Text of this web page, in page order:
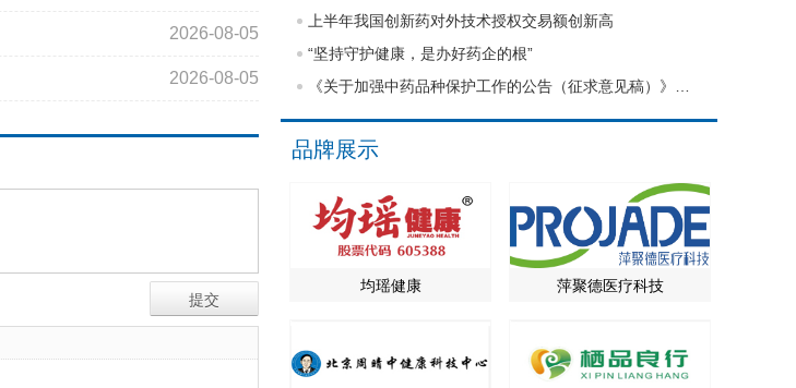
2026-08-05
2026-08-05
上半年我国创新药对外技术授权交易额创新高
“坚持守护健康，是办好药企的根”
品牌展示
均瑶健康 萍聚德医疗科技